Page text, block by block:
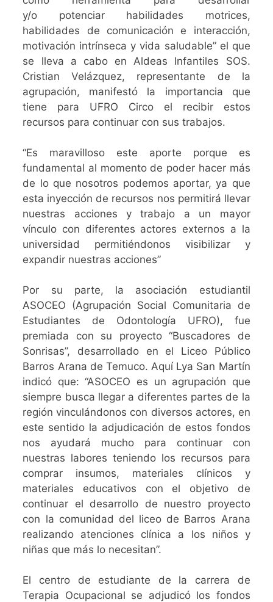
y/o potenciar habilidades motrices,
habilidades de comunicación e interacción,
motivación intrínseca y vida saludable” el que
se lleva a cabo en Aldeas Infantiles SOS.
Cristian Velázquez, representante de la
agrupación, manifestó la importancia que
tiene para UFRO Circo el recibir estos
recursos para continuar con sus trabajos.
“Es maravilloso este aporte porque es
fundamental al momento de poder hacer más
de lo que nosotros podemos aportar, ya que
esta inyección de recursos nos permitirá llevar
nuestras acciones y trabajo a un mayor
vínculo con diferentes actores externos a la
universidad permitiéndonos visibilizar y
expandir nuestras acciones”
Por su parte, la asociación estudiantil
ASOCEO (Agrupación Social Comunitaria de
Estudiantes de Odontología UFRO), fue
premiada con su proyecto “Buscadores de
Sonrisas”, desarrollado en el Liceo Público
Barros Arana de Temuco. Aquí Lya San Martín
indicó que: “ASOCEO es un agrupación que
siempre busca llegar a diferentes partes de la
región vinculándonos con diversos actores, en
este sentido la adjudicación de estos fondos
nos ayudará mucho para continuar con
nuestras labores teniendo los recursos para
comprar insumos, materiales clínicos y
materiales educativos con el objetivo de
continuar el desarrollo de nuestro proyecto
con la comunidad del liceo de Barros Arana
realizando atenciones clínica a los niños y
niñas que más lo necesitan”.
El centro de estudiante de la carrera de
Terapia Ocupacional se adjudicó los fondos